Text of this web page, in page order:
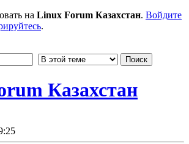
на Linux Forum Казахстан. Войдите
.